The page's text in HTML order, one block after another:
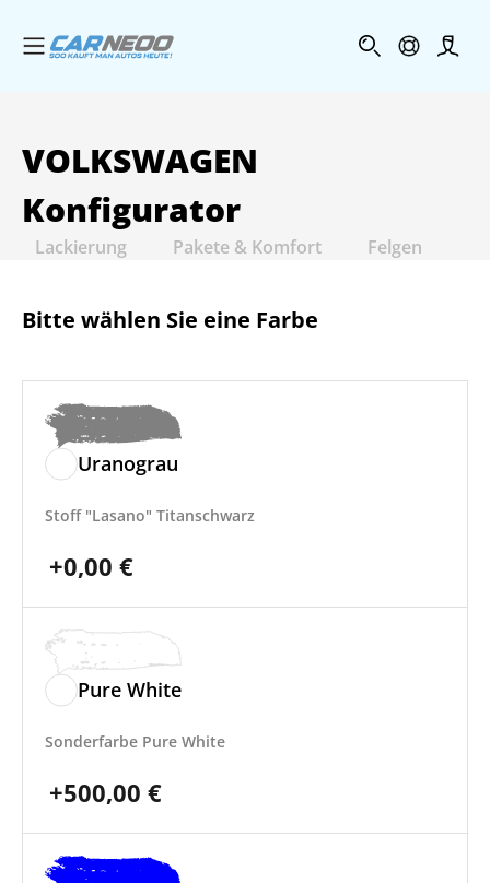
Menü öffnen
VOLKSWAGEN
Konfigurator
Lackierung Pakete & Komfort Felgen
Bitte wählen Sie eine Farbe
Uranograu
Stoff "Lasano" Titanschwarz
+0,00 €
Pure White
Sonderfarbe Pure White
+500,00 €